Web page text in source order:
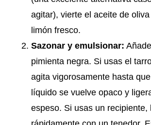
agitar), vierte el aceite de
limón fresco.
Sazonar y emulsionar:
pimienta negra. Si usas el
agita vigorosamente hasta
líquido se vuelve opaco y
espeso. Si usas un recipiente,